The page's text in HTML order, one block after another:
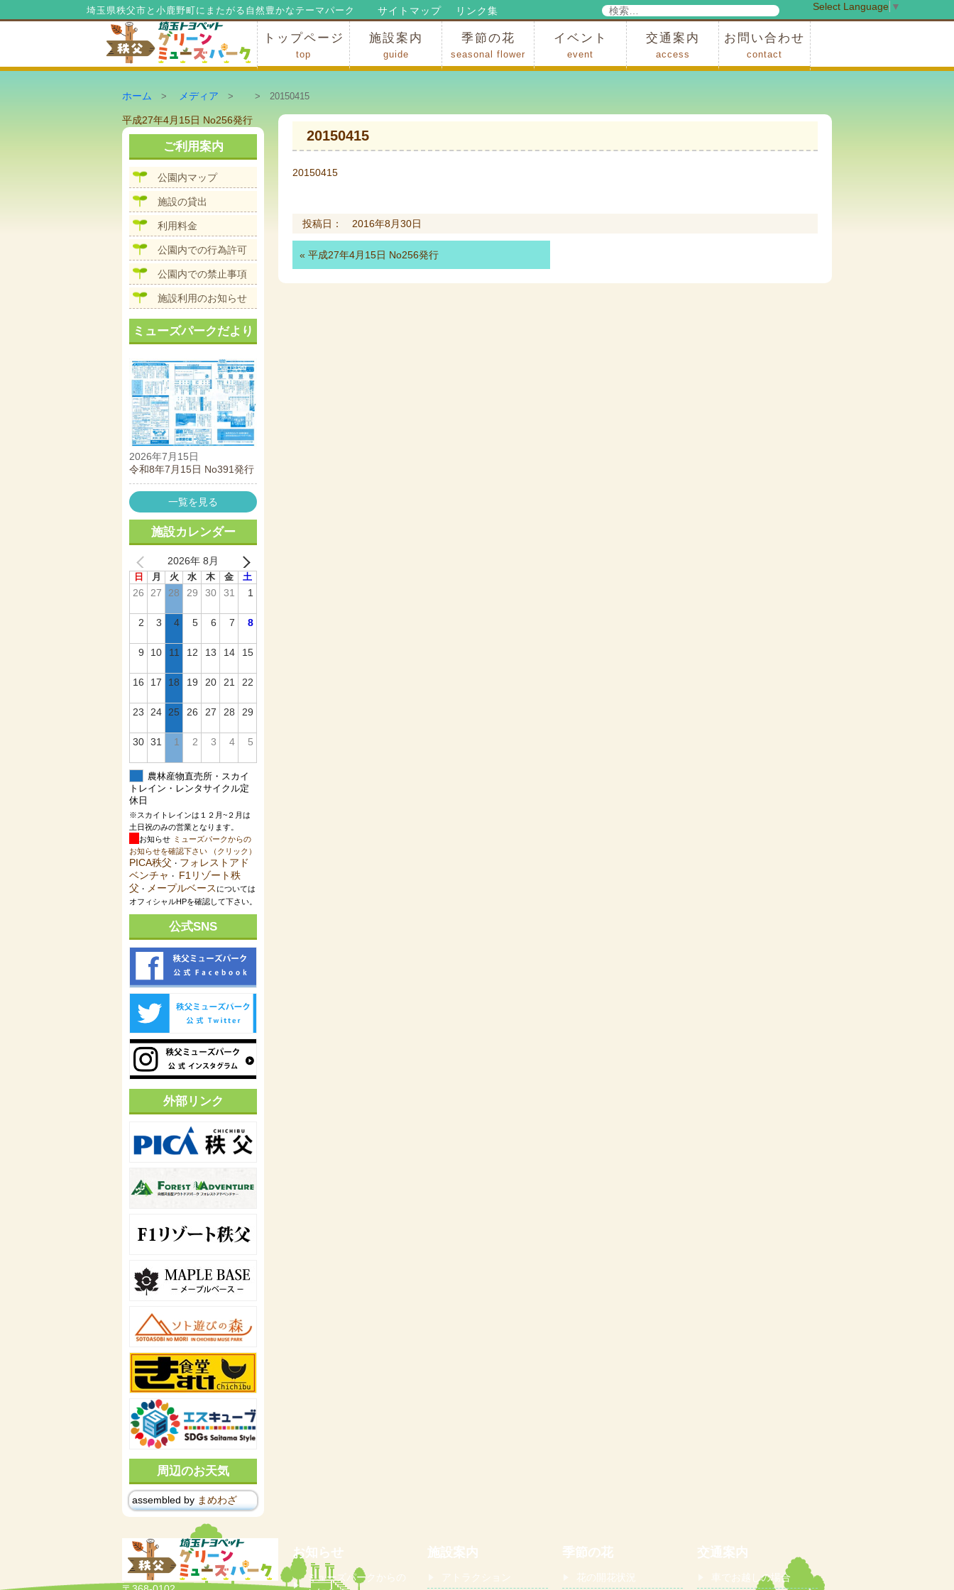
埼玉県秩父市と小鹿野町にまたがる自然豊かなテーマパーク リンク集
サイトマップ
検
検
索
トップページ
top
施設案内
guide
季節の花
seasonal flower
イベント
event
交通案内
access
お問い合わせ
contact
Select Language ▼
ホーム > メディア > > 20150415
20150415
20150415
投稿日： 2016年8月30日
« 平成27年4月15日 No256発行
投
稿
ビ
平成27年4月15日 No256発行
ご利用案内
公園内マップ
施設の貸出
利用料金
公園内での行為許可
公園内での禁止事項
施設利用のお知らせ
ミューズパークだより
2026年7月15日
令和8年7月15日 No391発行
一覧を見る
施設カレンダー
2026年 8月
日 月 火 水 木 金 土
26 27 28 29 30 31 1
2 3 4 5 6 7 8
9 10 11 12 13 14 15
16 17 18 19 20 21 22
23 24 25 26 27 28 29
30 31 1 2 3 4 5
農林産物直売所・スカイ
トレイン・レンタサイクル定
休日
※スカイトレインは１２月~２月は
土日祝のみの営業となります。
お知らせ ミューズパークからの
お知らせを確認下さい （クリック）
PICA秩父 ・ フォレストアド
ベンチャ ・ F1リゾート秩
父 ・ メープルベース については
オフィシャルHPを確認して下さい。
公式SNS
外部リンク
周辺のお天気
assembled by まめわざ
お知らせ
ミューズパークからの
施設案内
アトラクション
季節の花
花の開花状況
交通案内
車でお越しの場合